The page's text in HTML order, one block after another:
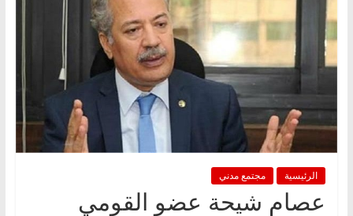
الرئيسية مجتمع مدني
عصام شيحة عضو القومي